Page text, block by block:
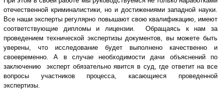
отечественной криминалистики, но и достижениями западной науки.
Все наши эксперты регулярно повышают свою квалификацию, имеют
соответствующие дипломы и лицензии. Обращаясь к нам за
проведением технической экспертизы документов, вы можете быть
уверены, что исследование будет выполнено качественно и
своевременно. А в случае необходимости дачи объяснений по
заключению эксперт обязательно явится в суд, где ответит на все
вопросы участников процесса, касающиеся проведенной
экспертизы.